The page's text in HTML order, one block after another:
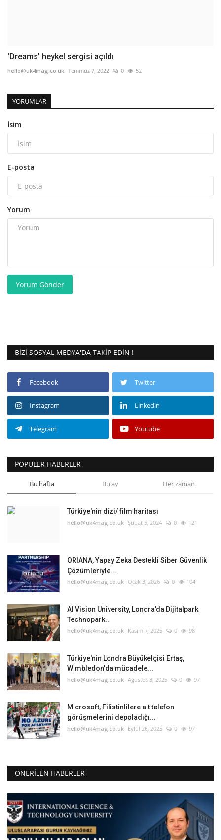
'Dreams' heykel sergisi açıldı
hello@uk4mag.co.uk Temmuz 7, 2022 0 52
YORUMLAR
İsim
E-posta
Yorum
Yorum Gönder
BIZI SOSYAL MEDYA'DA TAKIP EDIN !
Facebook Twitter
Instagram Linkedin
Telegram Youtube
POPÜLER HABERLER
Bu hafta Bu ay Her zaman
Türkiye'nin dizi/ film haritası
hello@uk4mag.co.uk Şubat 5, 2024 0 121
ORIANA, Yapay Zeka Destekli Siber Güvenlik
Çözümleriyle...
hello@uk4mag.co.uk Ocak 3, 2026 0 104
AI Vision University, Londra’da Dijitalpark
Technopark...
hello@uk4mag.co.uk Kasım 7, 2025 0 98
Türkiye'nin Londra Büyükelçisi Ertaş,
Wimbledon'da mücadele...
hello@uk4mag.co.uk Ağustos 3, 2025 0 97
Microsoft, Filistinlilere ait telefon
görüşmelerini depoladığı...
hello@uk4mag.co.uk Eylül 26, 2025 0 97
ÖNERILEN HABERLER